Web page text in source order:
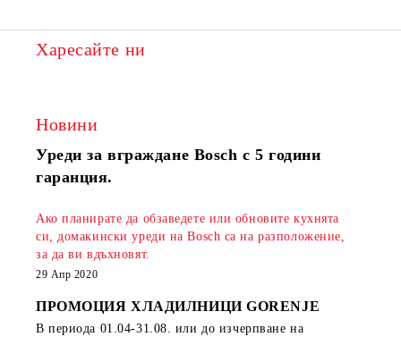
Харесайте ни
Новини
Уреди за вграждане Bosch с 5 години
гаранция.
Ако планирате да обзаведете или обновите кухнята
си, домакински уреди на Bosch са на разположение,
за да ви вдъхновят.
29 Апр 2020
ПРОМОЦИЯ ХЛАДИЛНИЦИ GORENJE
В периода 01.04-31.08. или до изчерпване на